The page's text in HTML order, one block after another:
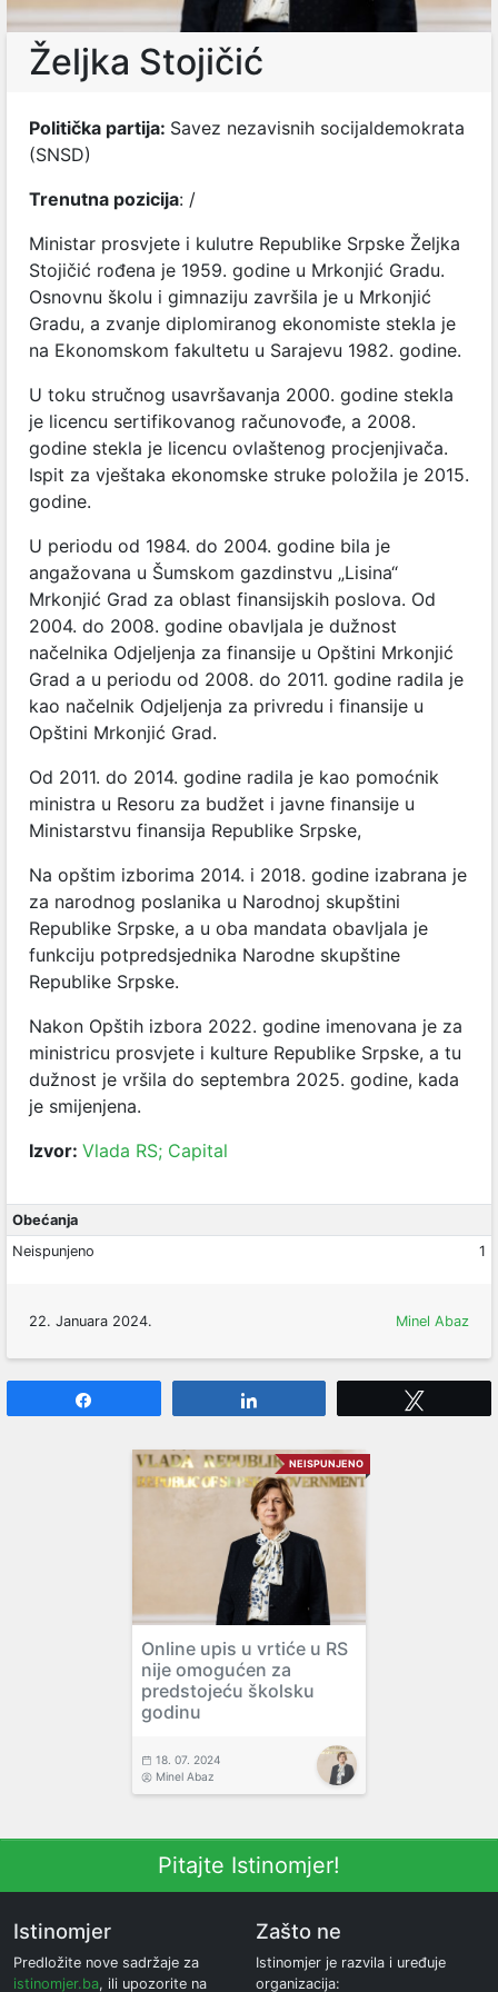
Željka Stojičić
Politička partija: Savez nezavisnih socijaldemokrata
(SNSD)
Trenutna pozicija: /
Ministar prosvjete i kulutre Republike Srpske Željka
Stojičić rođena je 1959. godine u Mrkonjić Gradu.
Osnovnu školu i gimnaziju završila je u Mrkonjić
Gradu, a zvanje diplomiranog ekonomiste stekla je
na Ekonomskom fakultetu u Sarajevu 1982. godine.
U toku stručnog usavršavanja 2000. godine stekla
je licencu sertifikovanog računovođe, a 2008.
godine stekla je licencu ovlaštenog procjenjivača.
Ispit za vještaka ekonomske struke položila je 2015.
godine.
U periodu od 1984. do 2004. godine bila je
angažovana u Šumskom gazdinstvu „Lisina“
Mrkonjić Grad za oblast finansijskih poslova. Od
2004. do 2008. godine obavljala je dužnost
načelnika Odjeljenja za finansije u Opštini Mrkonjić
Grad a u periodu od 2008. do 2011. godine radila je
kao načelnik Odjeljenja za privredu i finansije u
Opštini Mrkonjić Grad.
Od 2011. do 2014. godine radila je kao pomoćnik
ministra u Resoru za budžet i javne finansije u
Ministarstvu finansija Republike Srpske,
Na opštim izborima 2014. i 2018. godine izabrana je
za narodnog poslanika u Narodnoj skupštini
Republike Srpske, a u oba mandata obavljala je
funkciju potpredsjednika Narodne skupštine
Republike Srpske.
Nakon Opštih izbora 2022. godine imenovana je za
ministricu prosvjete i kulture Republike Srpske, a tu
dužnost je vršila do septembra 2025. godine, kada
je smijenjena.
Izvor: Vlada RS; Capital
Obećanja
Neispunjeno
1
22. Januara 2024. Minel Abaz
NEISPUNJENO
Online upis u vrtiće u RS
nije omogućen za
predstojeću školsku
godinu
18. 07. 2024
Minel Abaz
Pitajte Istinomjer!
Istinomjer
Predložite nove sadržaje za
istinomjer.ba, ili upozorite na
Zašto ne
Istinomjer je razvila i uređuje
organizacija: